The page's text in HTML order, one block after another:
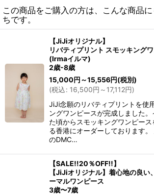
この商品をご購入の方は、こんな商品
ちです。
【JiJiオリジナル】
リバティプリント スモッキング
(Irmaイルマ)
2歳-8歳
15,000円 ～15,556円(税別)
(税込: 16,500円 ～17,112円)
JiJi念願のリバティプリントを使
ングワンピースが完成しました
た頃からスモッキングワンピー
る香港にオーダーしております。
のDMC…
【SALE!!20％OFF!!】
【JiJiオリジナル】着心地の良い
ーマルワンピース
3歳〜7歳